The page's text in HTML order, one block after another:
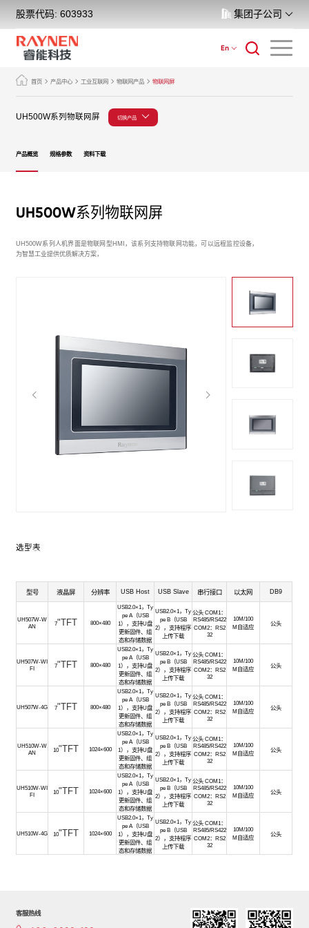
股票代码: 603933 集团子公司
En
首页 产品中心 工业互联网 物联网产品 物联网屏
UH500W系列物联网屏 切换产品
产品概览 规格参数 资料下载
UH500W系列物联网屏
UH500W系列人机界面是物联网型HMI，该系列支持物联网功能，可以远程监控设备，
为智慧工业提供优质解决方案，
支持远程上下载设备程序，无需亲自到场调试；故障信息多平台及时
选型表
型号 液晶屏 分辨率 USB Host USB Slave 串行接口 以太网 DB9
UH507W-W
AN
7"TFT 800×480
USB2.0×1，Ty
pe A（USB
1），支持U盘
更新固件、组
态和存储数据
USB2.0×1，Ty
pe B（USB
2），支持程序
上传下载
公头 COM1：
RS485/RS422
COM2：RS2
32
10M/100
M自适应
公头
UH507W-WI
FI
7"TFT 800×480
USB2.0×1，Ty
pe A（USB
1），支持U盘
更新固件、组
态和存储数据
USB2.0×1，Ty
pe B（USB
2），支持程序
上传下载
公头 COM1：
RS485/RS422
COM2：RS2
32
10M/100
M自适应
公头
UH507W-4G 7"TFT 800×480
USB2.0×1，Ty
pe A（USB
1），支持U盘
更新固件、组
态和存储数据
USB2.0×1，Ty
pe B（USB
2），支持程序
上传下载
公头 COM1：
RS485/RS422
COM2：RS2
32
10M/100
M自适应
公头
UH510W-W
AN
10"TFT 1024×600
USB2.0×1，Ty
pe A（USB
1），支持U盘
更新固件、组
态和存储数据
USB2.0×1，Ty
pe B（USB
2），支持程序
上传下载
公头 COM1：
RS485/RS422
COM2：RS2
32
10M/100
M自适应
公头
UH510W-WI
FI
10"TFT 1024×600
USB2.0×1，Ty
pe A（USB
1），支持U盘
更新固件、组
态和存储数据
USB2.0×1，Ty
pe B（USB
2），支持程序
上传下载
公头 COM1：
RS485/RS422
COM2：RS2
32
10M/100
M自适应
公头
UH510W-4G 10"TFT 1024×600
USB2.0×1，Ty
pe A（USB
1），支持U盘
更新固件、组
态和存储数据
USB2.0×1，Ty
pe B（USB
2），支持程序
上传下载
公头 COM1：
RS485/RS422
COM2：RS2
32
10M/100
M自适应
公头
客服热线